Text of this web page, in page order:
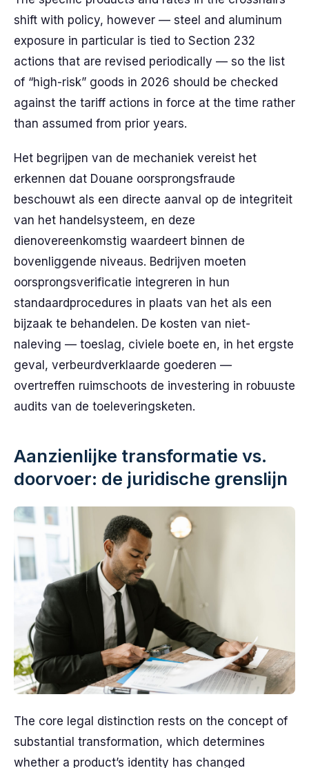
shift with policy, however — steel and aluminum
exposure in particular is tied to Section 232
actions that are revised periodically — so the list
of “high-risk” goods in 2026 should be checked
against the tariff actions in force at the time rather
than assumed from prior years.
Het begrijpen van de mechaniek vereist het
erkennen dat Douane oorsprongsfraude
beschouwt als een directe aanval op de integriteit
van het handelsysteem, en deze
dienovereenkomstig waardeert binnen de
bovenliggende niveaus. Bedrijven moeten
oorsprongsverificatie integreren in hun
standaardprocedures in plaats van het als een
bijzaak te behandelen. De kosten van niet-
naleving — toeslag, civiele boete en, in het ergste
geval, verbeurdverklaarde goederen —
overtreffen ruimschoots de investering in robuuste
audits van de toeleveringsketen.
Aanzienlijke transformatie vs.
doorvoer: de juridische grenslijn
The core legal distinction rests on the concept of
substantial transformation, which determines
whether a product’s identity has changed